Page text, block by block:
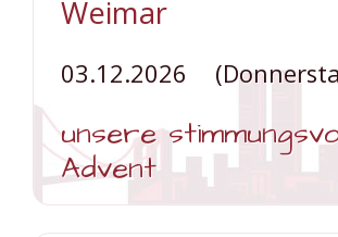
Weimar
03.12.2026
unsere
Advent